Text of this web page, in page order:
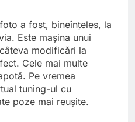
a fost, bineînţeles, la
Este maşina unui
modificări la
Cele mai multe
Pe vremea
tuning-ul cu
poze mai reuşite.